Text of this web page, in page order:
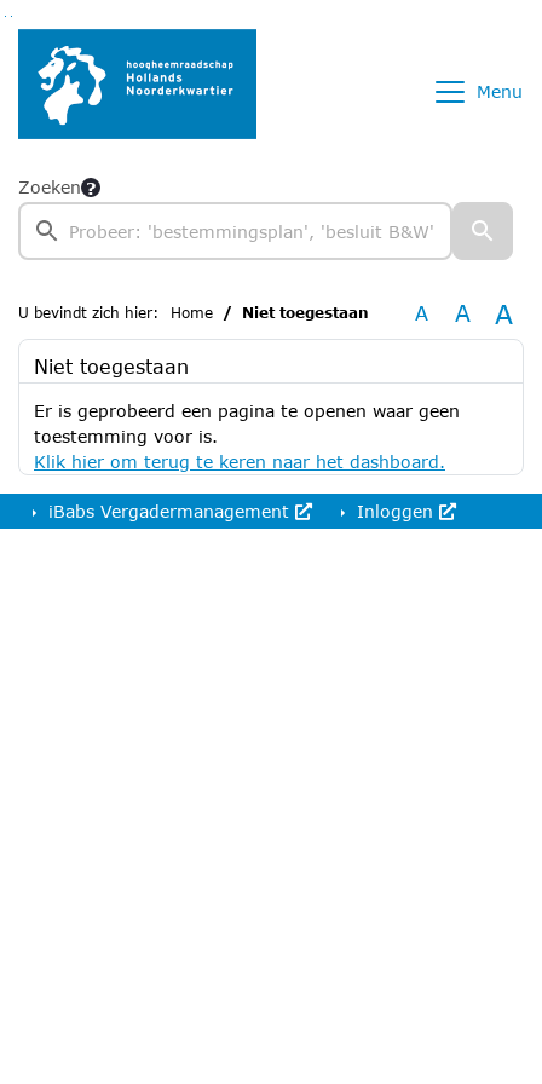
Ga naar de inhoud van deze pagina
Ga naar het zoeken
Ga naar het menu
Menu
Zoeken
U bevindt zich hier: Home Niet toegestaan A A A
Niet toegestaan
Er is geprobeerd een pagina te openen waar geen
toestemming voor is.
Klik hier om terug te keren naar het dashboard.
iBabs Vergadermanagement Inloggen